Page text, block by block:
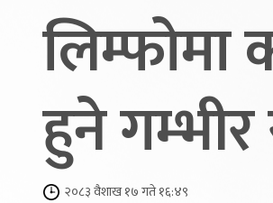
लिम्फोमा
हुने गम्भीर
२०८३ वैशाख १७ गते १६:४९